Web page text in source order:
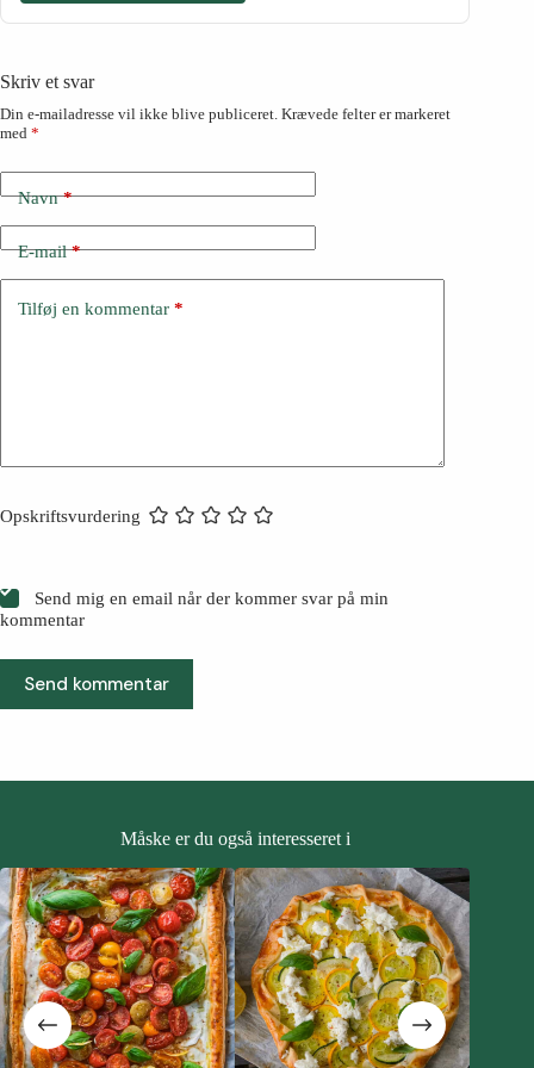
Skriv et svar
Din e-mailadresse vil ikke blive publiceret. Krævede felter er markeret
med *
Navn*
E-mail*
Tilføj en kommentar *
Opskriftsvurdering
Send mig en email når der kommer svar på min
kommentar
Send kommentar
Måske er du også interesseret i